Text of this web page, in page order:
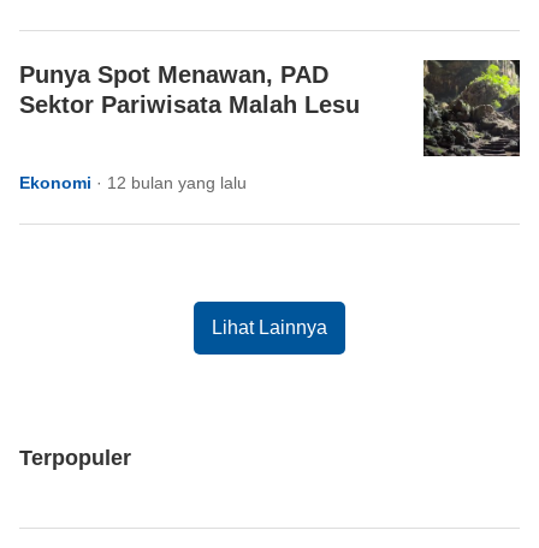
Punya Spot Menawan, PAD
Sektor Pariwisata Malah Lesu
Ekonomi · 12 bulan yang lalu
Lihat Lainnya
Terpopuler